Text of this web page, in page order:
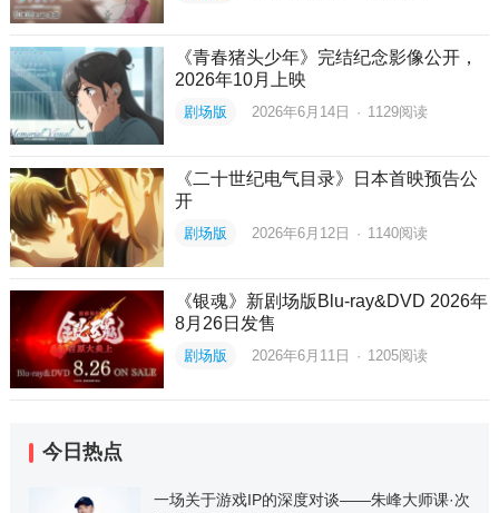
《青春猪头少年》完结纪念影像公开，
2026年10月上映
剧场版 2026年6月14日 · 1129阅读
《二十世纪电气目录》日本首映预告公
开
剧场版 2026年6月12日 · 1140阅读
《银魂》新剧场版Blu-ray&DVD 2026年
8月26日发售
剧场版 2026年6月11日 · 1205阅读
今日热点
一场关于游戏IP的深度对谈——朱峰大师课·次